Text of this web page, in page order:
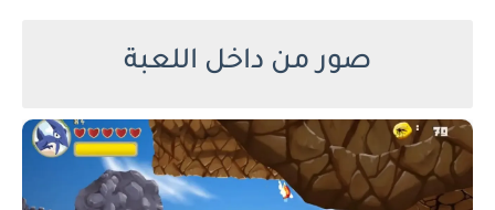
صور من داخل اللعبة